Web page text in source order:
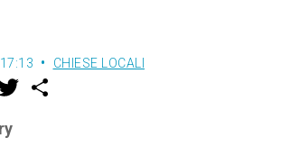
CHIESE LOCALI
w